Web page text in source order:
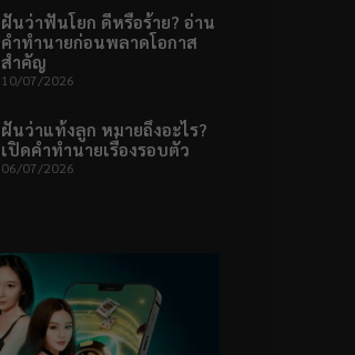
ฝันว่าฟันโยก ดีหรือร้าย? อ่าน
คำทำนายก่อนพลาดโอกาส
สำคัญ
10/07/2026
ฝันว่าแท้งลูก หมายถึงอะไร?
เปิดคำทำนายเรื่องรอบตัว
06/07/2026